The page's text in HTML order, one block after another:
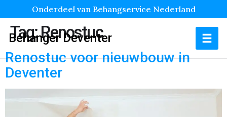
Onderdeel van Behangservice Nederland
Behanger Deventer
Tag:Renostuc
Renostuc voor nieuwbouw in
Deventer